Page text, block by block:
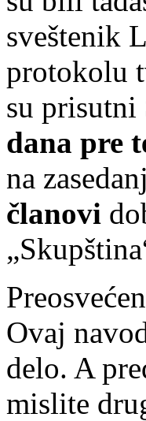
sveštenik
protokolu
su prisutni
dana pre
na
članovi
Ovaj
delo. A
mislite